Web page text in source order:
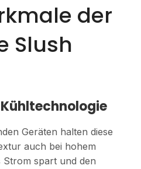
der
Slush
Geräten halten diese
auch bei hohem
spart und den